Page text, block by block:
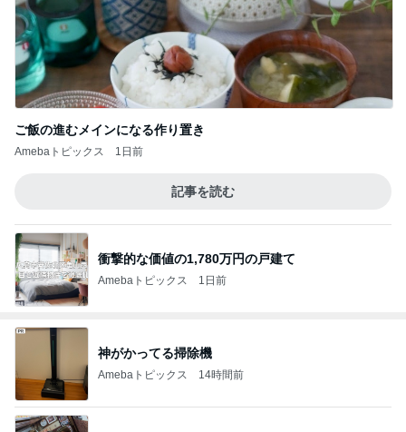
ご飯の進むメインになる作り置き
Amebaトピックス 1日前
記事を読む
衝撃的な価値の1,780万円の戸建て
Amebaトピックス 1日前
神がかってる掃除機
Amebaトピックス 14時間前